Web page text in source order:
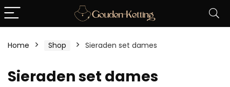
Home Shop Sieraden set dames
Sieraden set dames